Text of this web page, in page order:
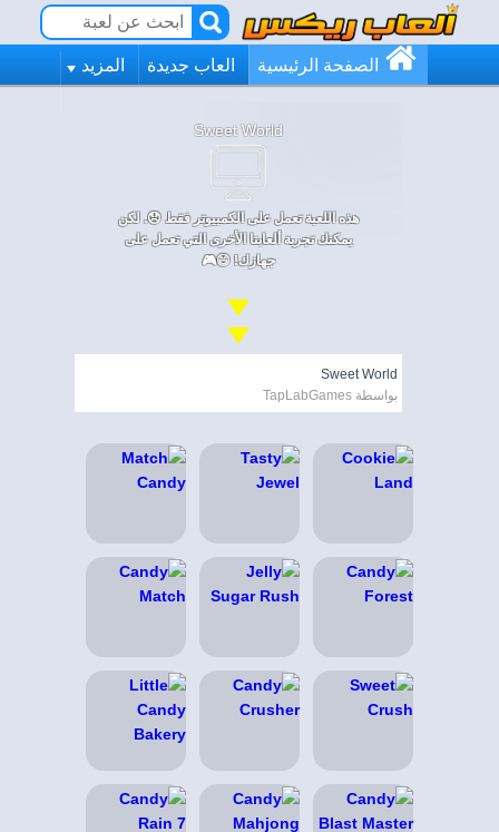
الصفحة الرئيسية العاب جديدة المزيد
Sweet World
هذه اللعبة تعمل على الكمبيوتر فقط 😞. لكن
يمكنك تجربة ألعابنا الأخرى التي تعمل على
جهازك! 😄🎮
Sweet World
بواسطة TapLabGames